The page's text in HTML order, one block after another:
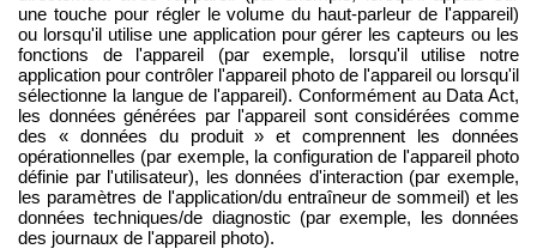
une touche pour régler le volume du haut-parleur de l'appareil)
ou lorsqu'il utilise une application pour gérer les capteurs ou les
fonctions de l'appareil (par exemple, lorsqu'il utilise notre
application pour contrôler l'appareil photo de l'appareil ou lorsqu'il
sélectionne la langue de l'appareil). Conformément au Data Act,
les données générées par l'appareil sont considérées comme
des « données du produit » et comprennent les données
opérationnelles (par exemple, la configuration de l'appareil photo
définie par l'utilisateur), les données d'interaction (par exemple,
les paramètres de l'application/du entraîneur de sommeil) et les
données techniques/de diagnostic (par exemple, les données
des journaux de l'appareil photo).